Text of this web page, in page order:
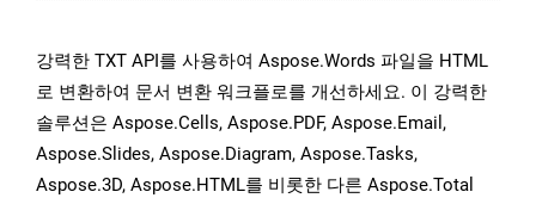
강력한 TXT API를 사용하여 Aspose.Words 파일을 HTML
로 변환하여 문서 변환 워크플로를 개선하세요. 이 강력한
솔루션은 Aspose.Cells, Aspose.PDF, Aspose.Email,
Aspose.Slides, Aspose.Diagram, Aspose.Tasks,
Aspose.3D, Aspose.HTML를 비롯한 다른 Aspose.Total